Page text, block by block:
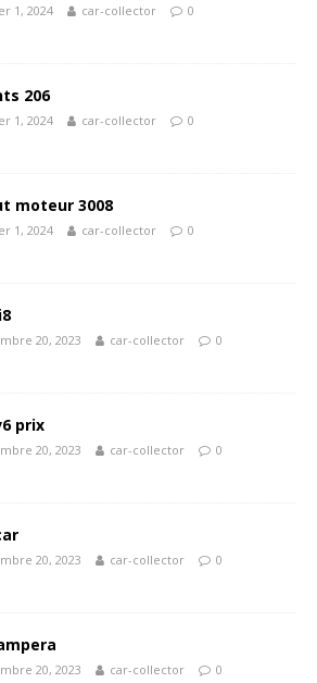
1, 2024 car-collector 0
206
1, 2024 car-collector 0
moteur 3008
1, 2024 car-collector 0
20, 2023 car-collector 0
prix
20, 2023 car-collector 0
20, 2023 car-collector 0
20, 2023 car-collector 0